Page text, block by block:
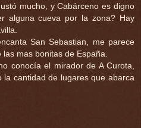
mucho, y Cabárceno es digno
alguna cueva por la zona? Hay
San Sebastian, me parece
mas bonitas de España.
conocía el mirador de A Curota,
la cantidad de lugares que abarca